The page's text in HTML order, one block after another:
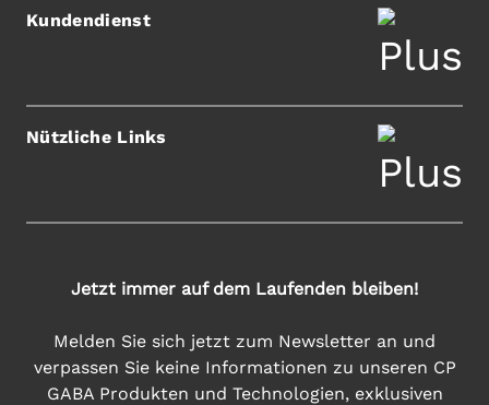
Kundendienst
Nützliche Links
Jetzt immer auf dem Laufenden bleiben!
Melden Sie sich jetzt zum Newsletter an und
verpassen Sie keine Informationen zu unseren CP
GABA Produkten und Technologien, exklusiven